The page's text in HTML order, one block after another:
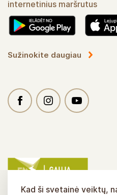
internetinius maršrutus
Sužinokite daugiau
Kad ši svetainė veiktų,